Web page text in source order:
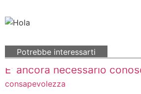
Potrebbe interessarti
E’ ancora necessario
consapevolezza